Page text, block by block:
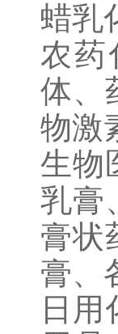
蜡乳
农药
体、
物激
生物
乳膏
膏状
膏、
日